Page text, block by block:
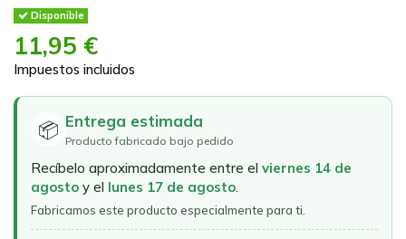
Disponible
11,95 €
Impuestos incluidos
📦 Entrega estimada
Producto fabricado bajo pedido
Recíbelo aproximadamente entre el viernes 14 de
agosto y el lunes 17 de agosto.
Fabricamos este producto especialmente para ti.